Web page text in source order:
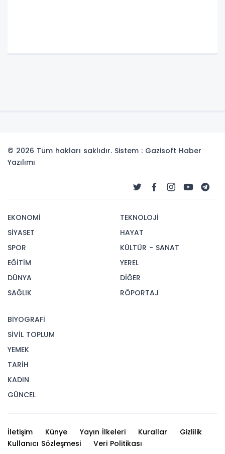
© 2026 Tüm hakları saklıdır. Sistem : Gazisoft Haber
Yazılımı
EKONOMİ
SİYASET
SPOR
EĞİTİM
DÜNYA
SAĞLIK
TEKNOLOJİ
HAYAT
KÜLTÜR - SANAT
YEREL
DİĞER
RÖPORTAJ
BİYOGRAFİ
SİVİL TOPLUM
YEMEK
TARİH
KADIN
GÜNCEL
İletişim Künye Yayın İlkeleri Kurallar
Gizlilik
Kullanıcı Sözleşmesi
Veri Politikası